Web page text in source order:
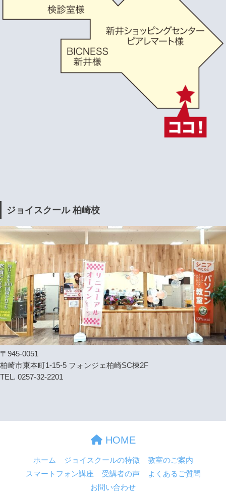
ジョイスクール 柏崎校
〒945-0051
柏崎市東本町1-15-5 フォンジェ柏崎SC棟2F
TEL. 0257-32-2201
HOME
ホーム ジョイスクールの特徴
教室のご案内
スマートフォン講座
受講者の声
よくあるご質問
お問い合わせ